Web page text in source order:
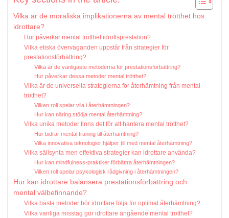
Vilka är de moraliska implikationerna av mental trötthet hos
idrottare?
Hur påverkar mental trötthet idrottsprestation?
Vilka etiska överväganden uppstår från strategier för
prestationsförbättring?
Vilka är de vanligaste metoderna för prestationsförbättring?
Hur påverkar dessa metoder mental trötthet?
Vilka är de universella strategierna för återhämtning från mental
trötthet?
Vilken roll spelar vila i återhämtningen?
Hur kan näring stödja mental återhämtning?
Vilka unika metoder finns det för att hantera mental trötthet?
Hur bidrar mental träning till återhämtning?
Vilka innovativa teknologier hjälper till med mental återhämtning?
Vilka sällsynta men effektiva strategier kan idrottare använda?
Hur kan mindfulness-praktiker förbättra återhämtningen?
Vilken roll spelar psykologisk rådgivning i återhämtningen?
Hur kan idrottare balansera prestationsförbättring och
mental välbefinnande?
Vilka bästa metoder bör idrottare följa för optimal återhämtning?
Vilka vanliga misstag gör idrottare angående mental trötthet?